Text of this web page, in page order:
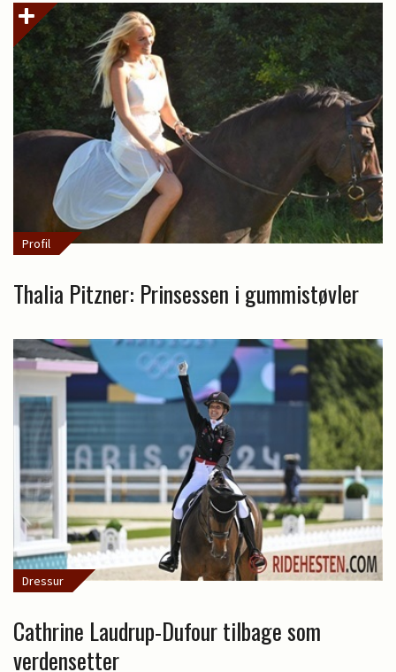
Profil
Thalia Pitzner: Prinsessen i gummistøvler
Dressur
Cathrine Laudrup-Dufour tilbage som
verdensetter